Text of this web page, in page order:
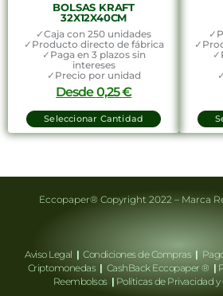
BOLSAS KRAFT
32X12X40CM
✓Caja con 250 unidades
✓Producto directo de fábrica
✓Paga en 3 plazos sin
intereses
✓Precio por unidad
Desde0,25€
Seleccionar Cantidad
Eccopaper® Copyright 2022 – Marca
Aviso Legal | Condiciones de Compras |
Criptomonedas | CashBack Eccopaper ® |
Reembolsos | Políticas de Privacidad y